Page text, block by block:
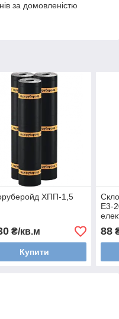
за домовленістю
ХПП-1,5
₴/кв.м
Купити
Е3-
88